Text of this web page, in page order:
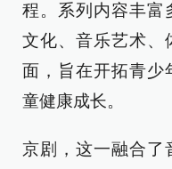
程。系列内容丰富
文化、音乐艺术、
面，旨在开拓青少
童健康成长。
京剧，这一融合了